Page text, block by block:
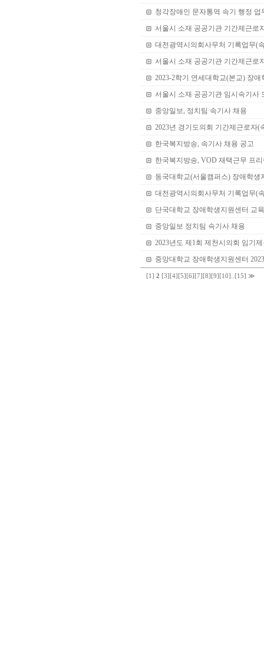
청각장애인 문자통역 속기 행정 업
서울시 소재 공공기관 기간제근로
대전광역시의회사무처 기록업무(
서울시 소재 공공기관 기간제근로
2023-2학기 연세대학교(본교) 장
서울시 소재 공공기관 임시속기사
중앙일보, 정치팀 속기사 채용
2023년 경기도의회 기간제근로자(
한국복지방송, 속기사 채용 공고
한국복지방송, VOD 재택근무 프
동국대학교(서울캠퍼스) 장애학
대전광역시의회사무처 기록업무(
단국대학교 장애학생지원센터 교
중앙일보 정치팀 속기사 채용
2023년도 제1회 제천시의회 임기
중앙대학교 장애학생지원센터
[1] 2 [3] [4] [5] [6] [7] [8] [9] [10] [15] ≫